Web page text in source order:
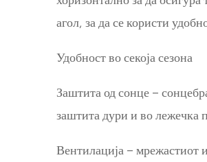
агол, за да се користи
Удобност во секоја сезона
Заштита од сонце –
заштита дури и во лежечка
Вентилација – мрежастиот